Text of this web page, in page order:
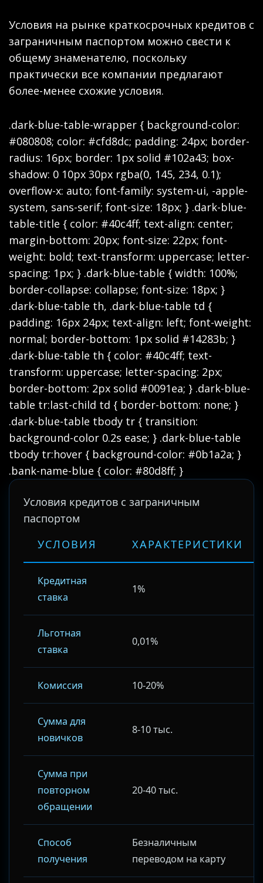
Условия на рынке краткосрочных кредитов с
заграничным паспортом можно свести к
общему знаменателю, поскольку
практически все компании предлагают
более-менее схожие условия.
.dark-blue-table-wrapper { background-color:
#080808; color: #cfd8dc; padding: 24px; border-
radius: 16px; border: 1px solid #102a43; box-
shadow: 0 10px 30px rgba(0, 145, 234, 0.1);
overflow-x: auto; font-family: system-ui, -apple-
system, sans-serif; font-size: 18px; } .dark-blue-
table-title { color: #40c4ff; text-align: center;
margin-bottom: 20px; font-size: 22px; font-
weight: bold; text-transform: uppercase; letter-
spacing: 1px; } .dark-blue-table { width: 100%;
border-collapse: collapse; font-size: 18px; }
.dark-blue-table th, .dark-blue-table td {
padding: 16px 24px; text-align: left; font-weight:
normal; border-bottom: 1px solid #14283b; }
.dark-blue-table th { color: #40c4ff; text-
transform: uppercase; letter-spacing: 2px;
border-bottom: 2px solid #0091ea; } .dark-blue-
table tr:last-child td { border-bottom: none; }
.dark-blue-table tbody tr { transition:
background-color 0.2s ease; } .dark-blue-table
tbody tr:hover { background-color: #0b1a2a; }
.bank-name-blue { color: #80d8ff; }
Условия кредитов с заграничным
паспортом
УСЛОВИЯ
ХАРАКТЕРИСТИКИ
Кредитная
ставка
1%
Льготная
ставка
0,01%
Комиссия 10-20%
Сумма для
новичков
8-10 тыс.
Сумма при
повторном
обращении
20-40 тыс.
Способ
получения
Безналичным
переводом на карту